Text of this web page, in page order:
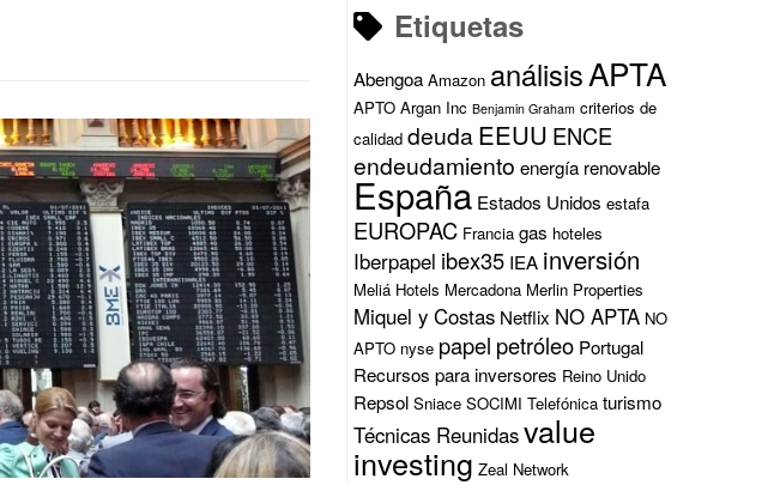
Etiquetas
Abengoa Amazon análisisAPTA
APTO Argan Inc Benjamin Graham criterios de
calidad deudaEEUU ENCE
endeudamiento energía renovable
España Estados Unidos estafa
EUROPAC Francia gas hoteles
Iberpapel ibex35 IEA inversión
Meliá Hotels Mercadona Merlin Properties
Miquel y Costas Netflix NO APTA NO
APTO nyse papel petróleo Portugal
Recursos para inversores Reino Unido
Repsol Sniace SOCIMI Telefónica turismo
Técnicas Reunidasvalue
investing Zeal Network